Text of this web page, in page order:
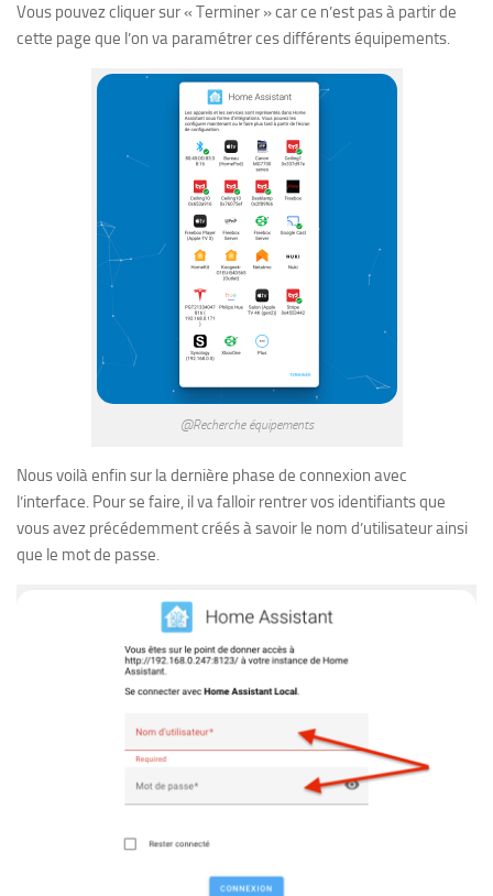
Vous pouvez cliquer sur « Terminer » car ce n’est pas à partir de
cette page que l’on va paramétrer ces différents équipements.
@Recherche équipements
Nous voilà enfin sur la dernière phase de connexion avec
l’interface. Pour se faire, il va falloir rentrer vos identifiants que
vous avez précédemment créés à savoir le nom d’utilisateur ainsi
que le mot de passe.